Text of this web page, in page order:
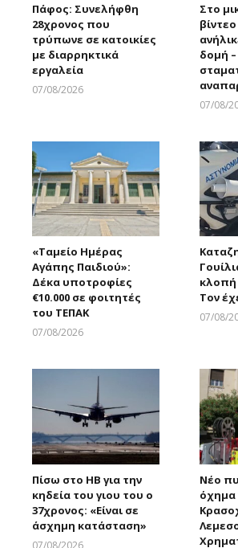
Πάφος: Συνελήφθη
28χρονος που
τρύπωνε σε κατοικίες
με διαρρηκτικά
εργαλεία
07/08/2026
Στο
δομή
07/08/
«Ταμείο Ημέρας
Αγάπης Παιδιού»:
Δέκα υποτροφίες
€10.000 σε φοιτητές
του ΤΕΠΑΚ
07/08/2026
κλοπή
Τον
07/08/
Πίσω στο ΗΒ για την
κηδεία του γιου του ο
37χρονος: «Είναι σε
άσχημη κατάσταση»
Νέο
όχημα